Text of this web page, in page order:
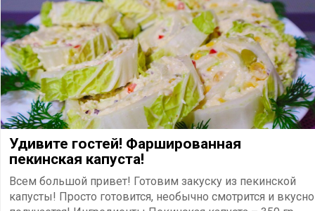
Удивите гостей! Фаршированная
пекинская капуста!
Всем большой привет! Готовим закуску из пекинской
капусты! Просто готовится, необычно смотрится и вкусно